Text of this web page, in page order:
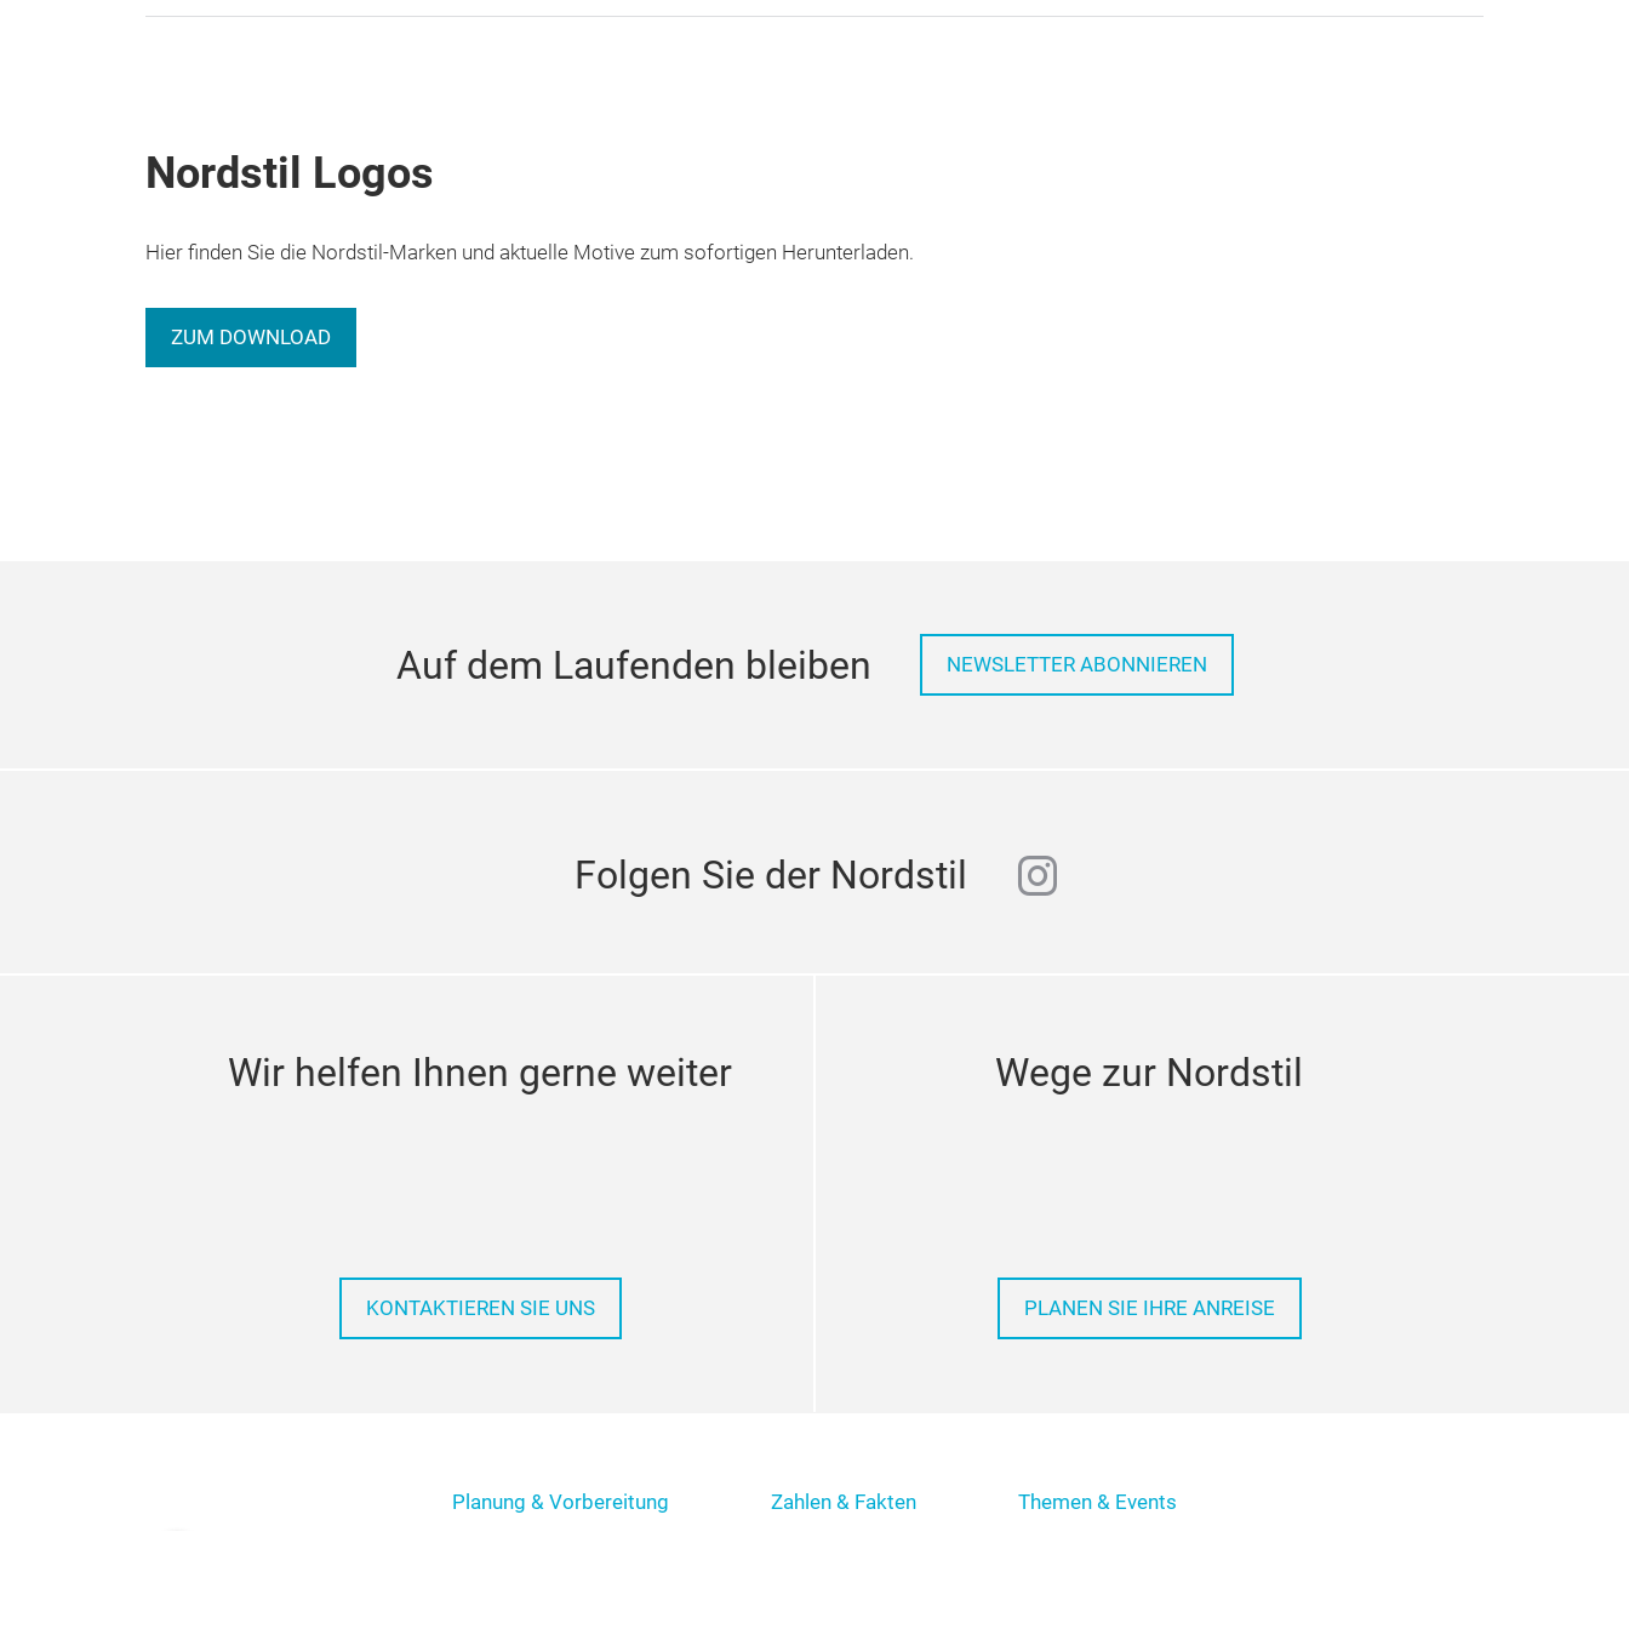
Nordstil Logos
Hier finden Sie die Nordstil-Marken und aktuelle Motive zum sofortigen Herunterladen.
ZUM DOWNLOAD
Auf dem Laufenden bleiben NEWSLETTER ABONNIEREN
Folgen Sie der Nordstil instagram
Wir helfen Ihnen gerne weiter
KONTAKTIEREN SIE UNS
Wege zur Nordstil
PLANEN SIE IHRE ANREISE
Planung & Vorbereitung Zahlen & Fakten Themen & Events